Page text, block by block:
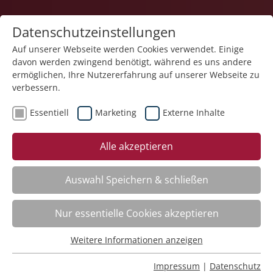
Hygienebeauftragte – Aufbaukurs
Datenschutzeinstellungen
Auf unserer Webseite werden Cookies verwendet. Einige
davon werden zwingend benötigt, während es uns andere
ermöglichen, Ihre Nutzererfahrung auf unserer Webseite zu
verbessern.
Essentiell Marketing Externe Inhalte
Alle akzeptieren
Auswahl Speichern & schließen
Nur essentielle Cookies akzeptieren
Essentielle Cookies werden für grundlegende Funktionen
Weitere Informationen anzeigen
Impressum | Datenschutz